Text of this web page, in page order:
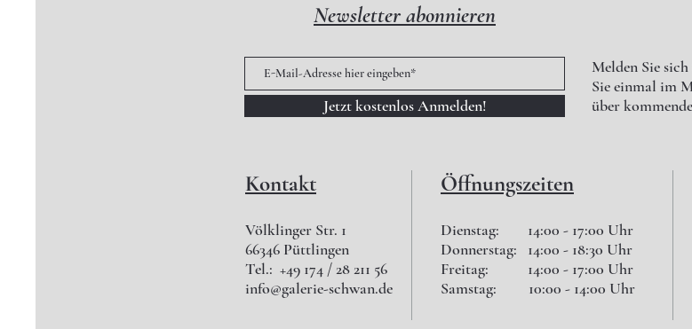
Newsletter abonnieren
Jetzt kostenlos Anmelden!
Melden Sie
Sie einmal im
über
Kontakt
Völklinger Str. 1
66346 Püttlingen
Tel.: +49 174 / 28 211 56
info@galerie-schwan.de
Öffnungszeiten
Dienstag: 14:00 - 17:00 Uhr
Donnerstag: 14:00 - 18:30 Uhr
Freitag: 14:00 - 17:00 Uhr
Samstag: 10:00 - 14:00 Uhr